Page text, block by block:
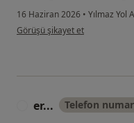
16 Haziran 2026 • Yılmaz Yol
kullanıcının görüşüne göre a.....
Görüşü şikayet et
er... Telefon